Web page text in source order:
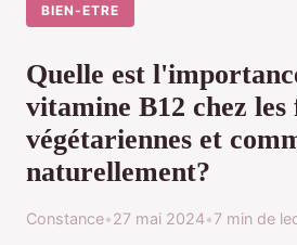
BIEN-ETRE
Quelle est
vitamine B12 chez les
végétariennes et
naturellement?
Constance•27 mai 2024•7 min de